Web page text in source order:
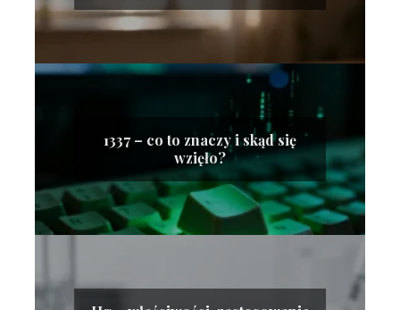
1337 – co to znaczy i skąd się
wzięło?